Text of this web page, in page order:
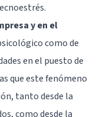
y en el
como de
en el puesto de
que este fenómeno
tanto desde la
como desde la